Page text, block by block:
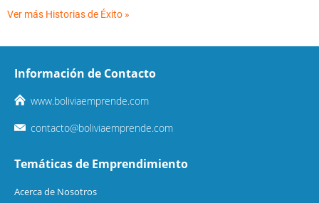
Ver más Historias de Éxito »
Información de Contacto
www.boliviaemprende.com
contacto@boliviaemprende.com
Temáticas de Emprendimiento
Acerca de Nosotros